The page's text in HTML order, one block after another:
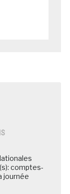
comptes-
journée